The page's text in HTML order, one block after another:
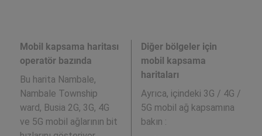
Mobil kapsama haritası
operatör bazında
Bu harita Nambale,
Nambale Township
ward, Busia 2G, 3G, 4G
ve 5G mobil ağlarının bit
Diğer bölgeler için
mobil kapsama
haritaları
Ayrıca, içindeki 3G / 4G /
5G mobil ağ kapsamına
bakın :